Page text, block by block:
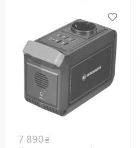
Діаметр об'єктива: 114
Монтування:
Екваторіальне
7 890₴